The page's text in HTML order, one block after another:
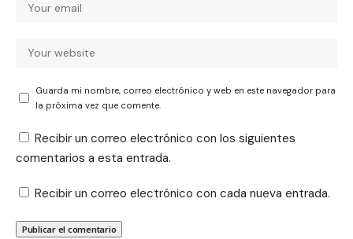
Guarda mi nombre, correo electrónico y web en este navegador para
la próxima vez que comente.
Recibir un correo electrónico con los siguientes
comentarios a esta entrada.
Recibir un correo electrónico con cada nueva entrada.